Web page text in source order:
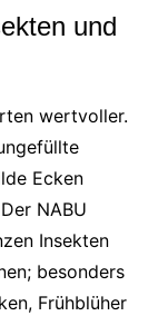
und
wertvoller.
Ecken
NABU
Insekten
besonders
Frühblüher